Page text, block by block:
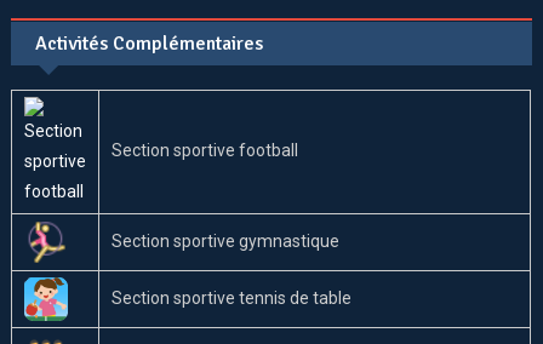
Activités Complémentaires
Section sportive football
Section sportive gymnastique
Section sportive tennis de table